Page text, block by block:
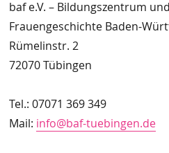
baf e.V. – Bildungszentrum
Frauengeschichte Baden-
Rümelinstr. 2
72070 Tübingen
Tel.: 07071 369 349
Mail: info@baf-tuebingen.de